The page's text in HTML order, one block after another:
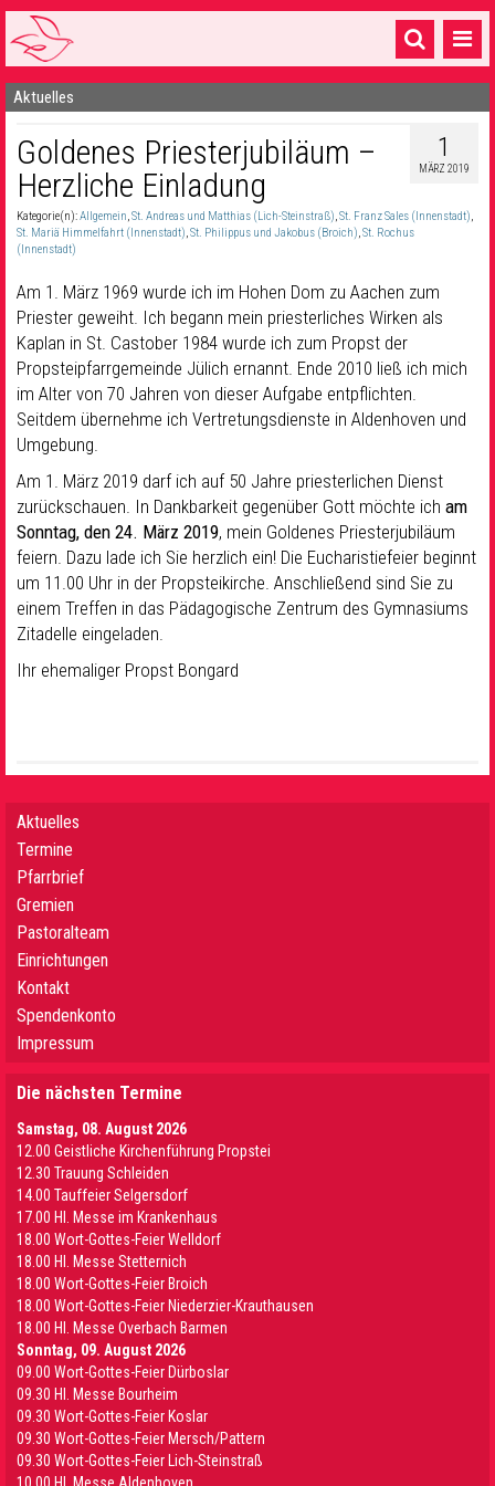
Startseite
1 Pfarrei
16 Gemeinden & mehr
Gottesdienste & Sinnsuche
Sakramente & Feste
Gemeinschaft & Soziales
Musik& Kultur
Seelsorge & Kontakt
Aktuelles
1
MÄRZ 2019
Goldenes Priesterjubiläum –
Herzliche Einladung
Kategorie(n):Allgemein,St. Andreas und Matthias (Lich-Steinstraß),St. Franz Sales (Innenstadt),
St. Mariä Himmelfahrt (Innenstadt),St. Philippus und Jakobus (Broich),St. Rochus
(Innenstadt)
Am 1. März 1969 wurde ich im Hohen Dom zu Aachen zum
Priester geweiht. Ich begann mein priesterliches Wirken als
Kaplan in St. Castober 1984 wurde ich zum Propst der
Propsteipfarrgemeinde Jülich ernannt. Ende 2010 ließ ich mich
im Alter von 70 Jahren von dieser Aufgabe entpflichten.
Seitdem übernehme ich Vertretungsdienste in Aldenhoven und
Umgebung.
Am 1. März 2019 darf ich auf 50 Jahre priesterlichen Dienst
zurückschauen. In Dankbarkeit gegenüber Gott möchte ich am
Sonntag, den 24. März 2019, mein Goldenes Priesterjubiläum
feiern. Dazu lade ich Sie herzlich ein! Die Eucharistiefeier beginnt
um 11.00 Uhr in der Propsteikirche. Anschließend sind Sie zu
einem Treffen in das Pädagogische Zentrum des Gymnasiums
Zitadelle eingeladen.
Ihr ehemaliger Propst Bongard
Aktuelles
Termine
Pfarrbrief
Gremien
Pastoralteam
Einrichtungen
Kontakt
Spendenkonto
Impressum
Die nächsten Termine
Samstag, 08. August 2026
12.00 Geistliche Kirchenführung Propstei
12.30 Trauung Schleiden
14.00 Tauffeier Selgersdorf
17.00 Hl. Messe im Krankenhaus
18.00 Wort-Gottes-Feier Welldorf
18.00 Hl. Messe Stetternich
18.00 Wort-Gottes-Feier Broich
18.00 Wort-Gottes-Feier Niederzier-Krauthausen
18.00 Hl. Messe Overbach Barmen
Sonntag, 09. August 2026
09.00 Wort-Gottes-Feier Dürboslar
09.30 HI. Messe Bourheim
09.30 Wort-Gottes-Feier Koslar
09.30 Wort-Gottes-Feier Mersch/Pattern
09.30 Wort-Gottes-Feier Lich-Steinstraß